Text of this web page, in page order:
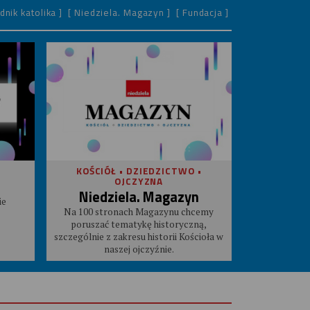
katolika ] [ Niedziela. Magazyn ] [ Fundacja ]
KOŚCIÓŁ • DZIEDZICTWO •
OJCZYZNA
Niedziela. Magazyn
Na 100 stronach Magazynu chcemy
poruszać tematykę historyczną,
szczególnie z zakresu historii Kościoła w
naszej ojczyźnie.